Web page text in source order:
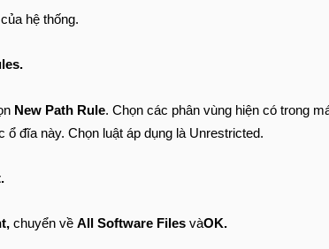
hệ thống.
New Path Rule. Chọn các phân vùng hiện có trong
đĩa này. Chọn luật áp dụng là Unrestricted.
chuyển về All Software Files vàOK.